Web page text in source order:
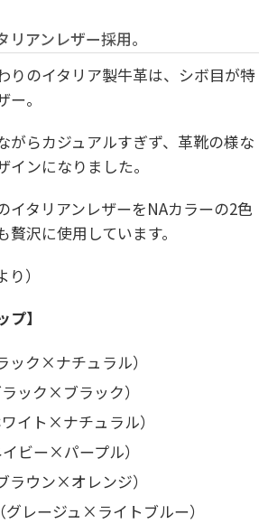
アンレザー採用。
りのイタリア製牛革は、シボ目が特
。
がらカジュアルすぎず、革靴の様な
ンになりました。
イタリアンレザーをNAカラーの2色
沢に使用しています。
）
プ】
ック×ナチュラル）
ック×ブラック）
イト×ナチュラル）
ビー×パープル）
ラウン×オレンジ）
レージュ×ライトブルー）